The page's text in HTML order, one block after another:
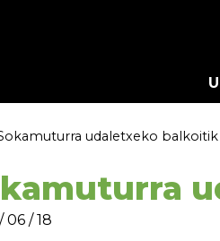
udaletxeko
06 / 18